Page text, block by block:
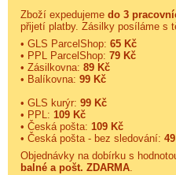
Zboží expedujeme do 3
přijetí platby. Zásilky posíláme s
• GLS ParcelShop: 65 Kč
• PPL ParcelShop: 79 Kč
• Zásilkovna: 89 Kč
• Balíkovna: 99 Kč
• GLS kurýr: 99 Kč
• PPL: 109 Kč
• Česká pošta: 109 Kč
• Česká pošta - bez sledování:
Objednávky na dobírku s
balné a pošt. ZDARMA.